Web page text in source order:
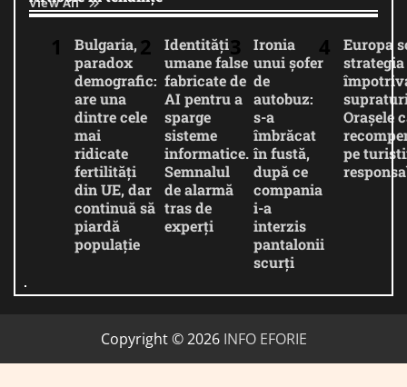
Bulgaria,
paradox
demografic:
are una
dintre cele
mai
ridicate
fertilități
din UE, dar
continuă să
piardă
populație
Identități
umane false
fabricate de
AI pentru a
sparge
sisteme
informatice.
Semnalul
de alarmă
tras de
experți
Ironia
unui șofer
de
autobuz:
s-a
îmbrăcat
în fustă,
după ce
compania
i-a
interzis
pantalonii
scurți
Europa
strategia
Orașele
pe
Copyright © 2026 INFO EFORIE